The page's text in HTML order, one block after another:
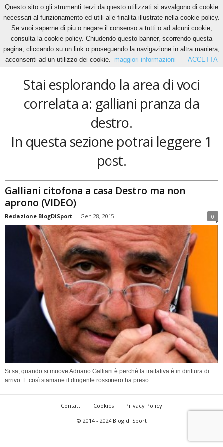
Home Tags Galliani pranza da destro
galliani pranza da destro
Stai esplorando la area di voci
correlata a: galliani pranza da
destro.
In questa sezione potrai leggere 1
post.
Galliani citofona a casa Destro ma non
aprono (VIDEO)
Redazione BlogDiSport - Gen 28, 2015 0
Si sa, quando si muove Adriano Galliani è perché la trattativa è in dirittura di
arrivo. E così stamane il dirigente rossonero ha preso...
Contatti Cookies
Privacy Policy
© 2014 - 2024 Blog di Sport
Questo sito o gli strumenti terzi da questo utilizzati si avvalgono di cookie
necessari al funzionamento ed utili alle finalita illustrate nella cookie policy.
Se vuoi saperne di piu o negare il consenso a tutti o ad alcuni cookie,
consulta la cookie policy. Chiudendo questo banner, scorrendo questa
pagina, cliccando su un link o proseguendo la navigazione in altra maniera,
acconsenti ad un utilizzo dei cookie.
maggiori informazioni ACCETTA